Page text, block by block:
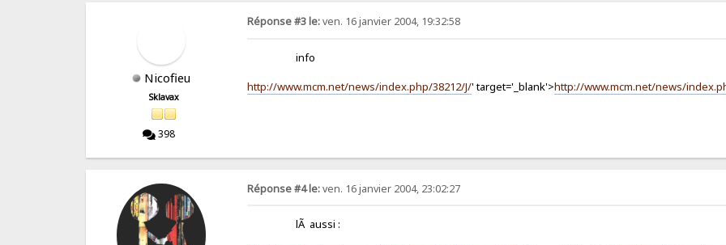
Nicofieu
Sklavax
398
Réponse #3 le:ven. 16 janvier 2004, 19:32:58
info
http://www.mcm.net/news/index.php/38212/J/' target='_blank'>http://www.mcm.net/news/
Réponse #4 le:ven. 16 janvier 2004, 23:02:27
lÃ aussi :